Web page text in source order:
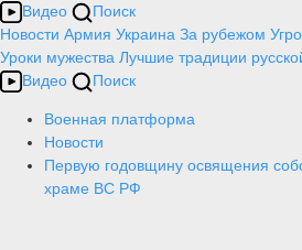
Видео
Поиск
Новости Армия Украина За рубежом
Уроки мужества Лучшие традиции
Видео
Поиск
Военная платформа
Новости
Первую годовщину освящения
храме ВС РФ